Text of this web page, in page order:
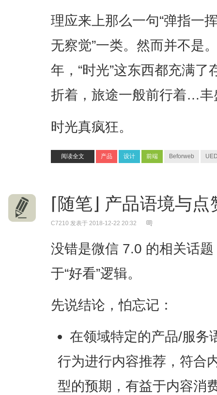
理应来上那么一句“弹指一
无察觉”一类。然而并不是
年，“时光”这东西都充满
折着，旅途一般前行着…丰
时光真疯狂。
阅读全文 产品 设计 前端 Beforweb
⌈随笔⌋ 产品语境与
C7210 发表于 2018-12-22 20:32
没错是微信 7.0 的相关话
于“好看”逻辑。
先说结论，怕忘记：
在领域特定的产品/服务
行为进行内容推荐，符合
型的预期，有益于内容消